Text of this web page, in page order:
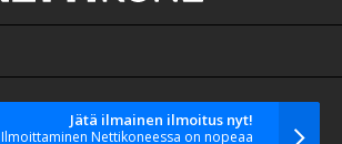
Jätä ilmainen ilmoitus nyt!
Ilmoittaminen Nettikoneessa on nopeaa